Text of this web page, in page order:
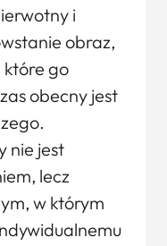
i
obraz,
które go
obecny jest
nie jest
lecz
w którym